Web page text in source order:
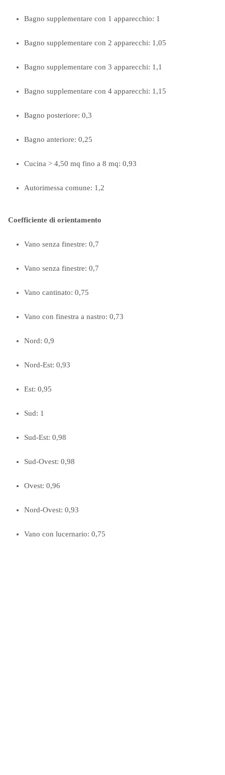
Bagno supplementare con 1 apparecchio: 1
Bagno supplementare con 2 apparecchi: 1,05
Bagno supplementare con 3 apparecchi: 1,1
Bagno supplementare con 4 apparecchi: 1,15
Bagno posteriore: 0,3
Bagno anteriore: 0,25
Cucina > 4,50 mq fino a 8 mq: 0,93
Autorimessa comune: 1,2
Coefficiente di orientamento
Vano senza finestre: 0,7
Vano senza finestre: 0,7
Vano cantinato: 0,75
Vano con finestra a nastro: 0,73
Nord: 0,9
Nord-Est: 0,93
Est: 0,95
Sud: 1
Sud-Est: 0,98
Sud-Ovest: 0,98
Ovest: 0,96
Nord-Ovest: 0,93
Vano con lucernario: 0,75